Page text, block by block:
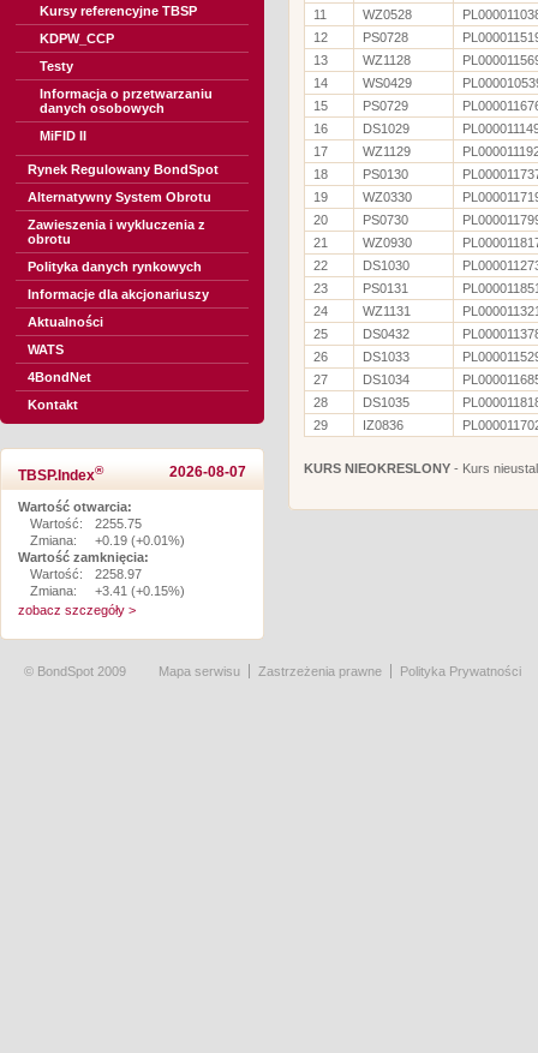
Kursy referencyjne TBSP
KDPW_CCP
Testy
Informacja o przetwarzaniu
danych osobowych
MiFID II
Rynek Regulowany BondSpot
Alternatywny System Obrotu
Zawieszenia i wykluczenia z
obrotu
Polityka danych rynkowych
Informacje dla akcjonariuszy
Aktualności
WATS
4BondNet
Kontakt
TBSP.Index® 2026-08-07
Wartość otwarcia:
Wartość:
2255.75
Zmiana:
+0.19 (+0.01%)
Wartość zamknięcia:
Wartość:
2258.97
Zmiana:
+3.41 (+0.15%)
zobacz szczegóły >
11
WZ0528
12
PS0728
13
WZ1128
14
WS0429
15
PS0729
16
DS1029
17
WZ1129
18
PS0130
19
WZ0330
20
PS0730
21
WZ0930
22
DS1030
23
PS0131
24
WZ1131
25
DS0432
26
DS1033
27
DS1034
28
DS1035
29
IZ0836
KURS NIEOKRESLONY - Kurs
© BondSpot 2009 Mapa serwisu Zastrzeżenia prawne Polityka Prywatności